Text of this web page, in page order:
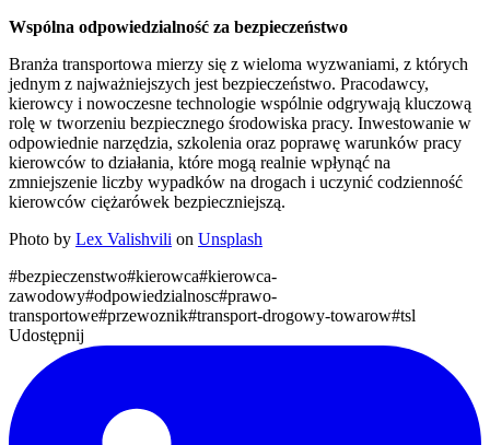
Wspólna odpowiedzialność za bezpieczeństwo
Branża transportowa mierzy się z wieloma wyzwaniami, z których
jednym z najważniejszych jest bezpieczeństwo. Pracodawcy,
kierowcy i nowoczesne technologie wspólnie odgrywają kluczową
rolę w tworzeniu bezpiecznego środowiska pracy. Inwestowanie w
odpowiednie narzędzia, szkolenia oraz poprawę warunków pracy
kierowców to działania, które mogą realnie wpłynąć na
zmniejszenie liczby wypadków na drogach i uczynić codzienność
kierowców ciężarówek bezpieczniejszą.
Photo by Lex Valishvili on Unsplash
#bezpieczenstwo#kierowca#kierowca-
zawodowy#odpowiedzialnosc#prawo-
transportowe#przewoznik#transport-drogowy-towarow#tsl
Udostępnij